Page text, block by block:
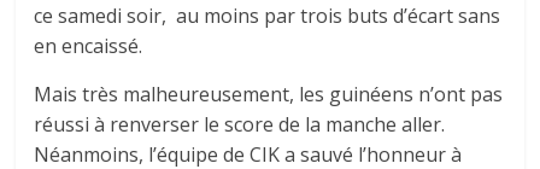
ce samedi soir, au moins par trois buts d’écart sans
en encaissé.
Mais très malheureusement, les guinéens n’ont pas
réussi à renverser le score de la manche aller.
Néanmoins, l’équipe de CIK a sauvé l’honneur à